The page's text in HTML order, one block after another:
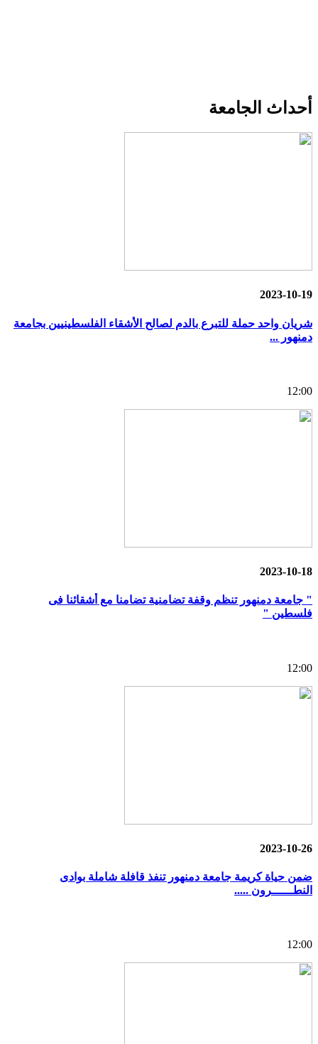
أحداث الجامعة
2023-10-19
شريان واحد حملة للتبرع بالدم لصالح الأشقاء الفلسطينيين بجامعة
دمنهور ...
12:00
2023-10-18
" جامعة دمنهور تنظم وقفة تضامنية تضامنا مع أشقائنا فى
فلسطين "
12:00
2023-10-26
ضمن حياة كريمة جامعة دمنهور تنفذ قافلة شاملة بوادى
النطــــــرون .....
12:00